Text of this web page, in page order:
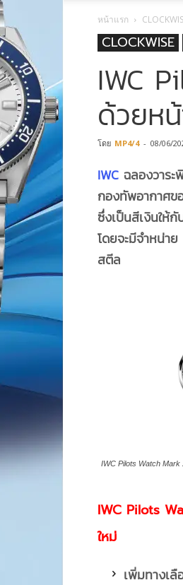
หน้าแรก
CLOCKWISE
IWC
ด้วยห
โดย MP4/4 - 08/06/
IWC ฉลองวาร
กองทัพอากาศข
ซึ่งเป็นสีเงินให้
โดยจะมีจำหน่า
สตีล
IWC Pilots Watch Mark
IWC Pilots
ใหม่
เพิ่มทางเ